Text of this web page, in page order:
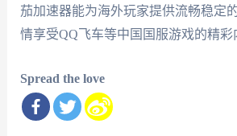
茄加速器能为海外玩家提供流畅稳定
情享受QQ飞车等中国国服游戏的精彩
Spread the love